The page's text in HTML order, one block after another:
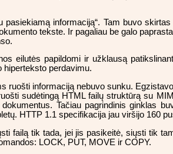
informaciją“. Tam buvo
tekste. Ir pagaliau be galo
eilutės papildomi ir užklausą
hiperteksto perdavimu.
ruošti informaciją nebuvo sunku.
sudėtingą HTML failų struktūrą su
Tačiau pagrindinis ginklas
HTTP 1.1 specifikacija jau viršijo 160
failą tik tada, jei jis pasikeitė, siųsti tik
LOCK, PUT, MOVE ir COPY.